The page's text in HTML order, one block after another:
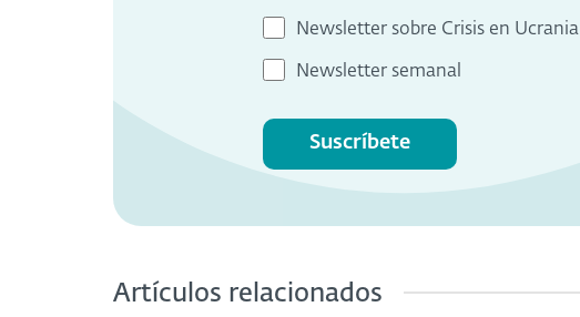
Newsletter sobre Crisis en Ucrania
Newsletter semanal
Suscríbete
Artículos relacionados